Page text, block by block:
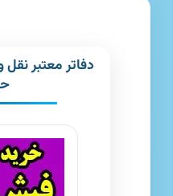
دفاتر معتبر